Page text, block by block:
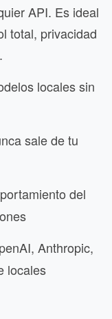
API. Es ideal
total, privacidad
locales sin
sale de tu
del
Anthropic,
locales